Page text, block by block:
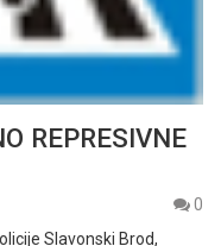
REPRESIVNE
0
Slavonski Brod,